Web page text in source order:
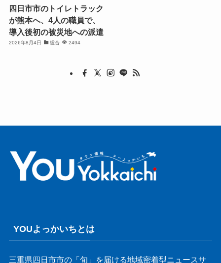
四日市市のトイレトラック
が熊本へ、4人の職員で、
導入後初の被災地への派遣
2026年8月4日 総合 2494
YOUよっかいちとは
三重県四日市市の「旬」を届ける地域密着型ニュースサ